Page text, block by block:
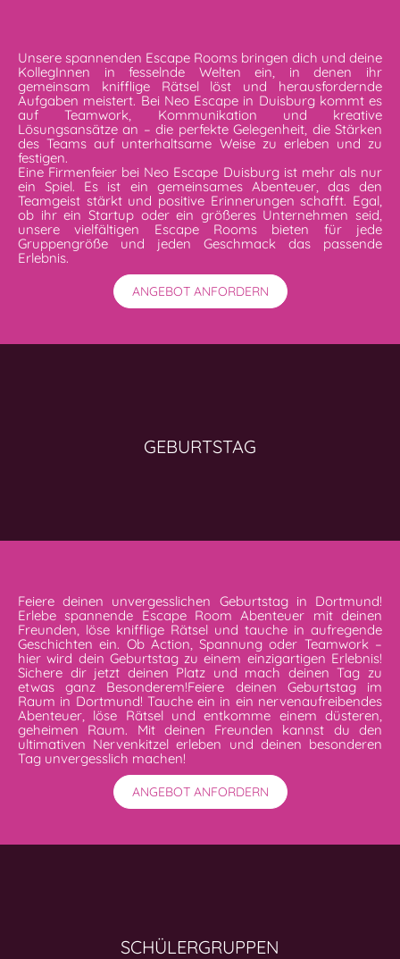
Unsere spannenden Escape Rooms bringen dich und deine
KollegInnen in fesselnde Welten ein, in denen ihr
gemeinsam knifflige Rätsel löst und herausfordernde
Aufgaben meistert. Bei Neo Escape in Duisburg kommt es
auf Teamwork, Kommunikation und kreative
Lösungsansätze an – die perfekte Gelegenheit, die Stärken
des Teams auf unterhaltsame Weise zu erleben und zu
festigen.
Eine Firmenfeier bei Neo Escape Duisburg ist mehr als nur
ein Spiel. Es ist ein gemeinsames Abenteuer, das den
Teamgeist stärkt und positive Erinnerungen schafft. Egal,
ob ihr ein Startup oder ein größeres Unternehmen seid,
unsere vielfältigen Escape Rooms bieten für jede
Gruppengröße und jeden Geschmack das passende
Erlebnis.
ANGEBOT ANFORDERN
GEBURTSTAG
Feiere deinen unvergesslichen Geburtstag in Dortmund!
Erlebe spannende Escape Room Abenteuer mit deinen
Freunden, löse knifflige Rätsel und tauche in aufregende
Geschichten ein. Ob Action, Spannung oder Teamwork –
hier wird dein Geburtstag zu einem einzigartigen Erlebnis!
Sichere dir jetzt deinen Platz und mach deinen Tag zu
etwas ganz Besonderem!Feiere deinen Geburtstag im
Raum in Dortmund! Tauche ein in ein nervenaufreibendes
Abenteuer, löse Rätsel und entkomme einem düsteren,
geheimen Raum. Mit deinen Freunden kannst du den
ultimativen Nervenkitzel erleben und deinen besonderen
Tag unvergesslich machen!
ANGEBOT ANFORDERN
SCHÜLERGRUPPEN